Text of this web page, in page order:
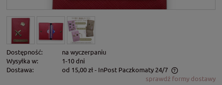
Dostępność:
na wyczerpaniu
Wysyłka w:
1-10 dni
Dostawa:
od 15,00 zł- InPost Paczkomaty 24/7
Cena nie zawiera ewentualnych kosztów płatnościsprawdź formy dostawy